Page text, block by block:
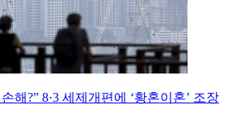
해?” 8·3 세제개편에 ‘황혼이혼’ 조장